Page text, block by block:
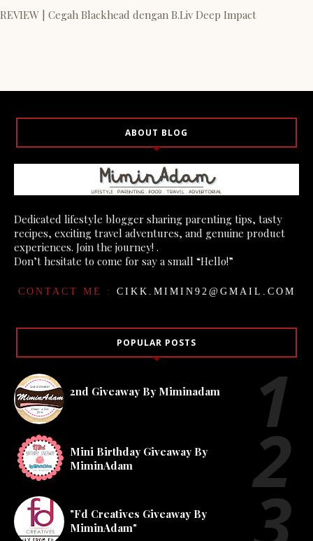
REVIEW | Cegah Blackhead dengan B.Liv Deep Impact
ABOUT BLOG
Dedicated lifestyle blogger sharing parenting tips, tasty
recipes, exciting travel adventures, and genuine product
experiences. Join the journey! .
Don’t hesitate to come for say a small “Hello!”
CONTACT ME : CIKK.MIMIN92@GMAIL.COM
POPULAR POSTS
2nd Giveaway By Miminadam
Mini Birthday Giveaway By
MiminAdam
"Fd Creatives Giveaway By
MiminAdam"